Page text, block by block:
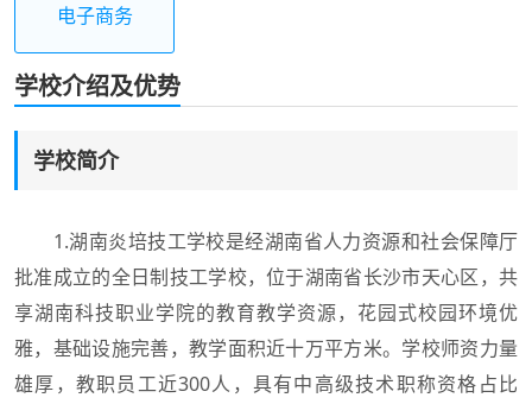
电子商务
学校介绍及优势
学校简介
1.湖南炎培技工学校是经湖南省人力资源和社会保障厅
批准成立的全日制技工学校，位于湖南省长沙市天心区，共
享湖南科技职业学院的教育教学资源，花园式校园环境优
雅，基础设施完善，教学面积近十万平方米。学校师资力量
雄厚，教职员工近300人，具有中高级技术职称资格占比